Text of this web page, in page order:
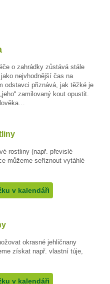
o zahrádky zůstává stále
nejvhodnější čas na
odstavci přiznává, jak těžké je
zamilovaný kout opustit.
rostliny (např. převislé
můžeme seříznout vytáhlé
v kalendáři
okrasné jehličnany
získat např. vlastní túje,
v kalendáři